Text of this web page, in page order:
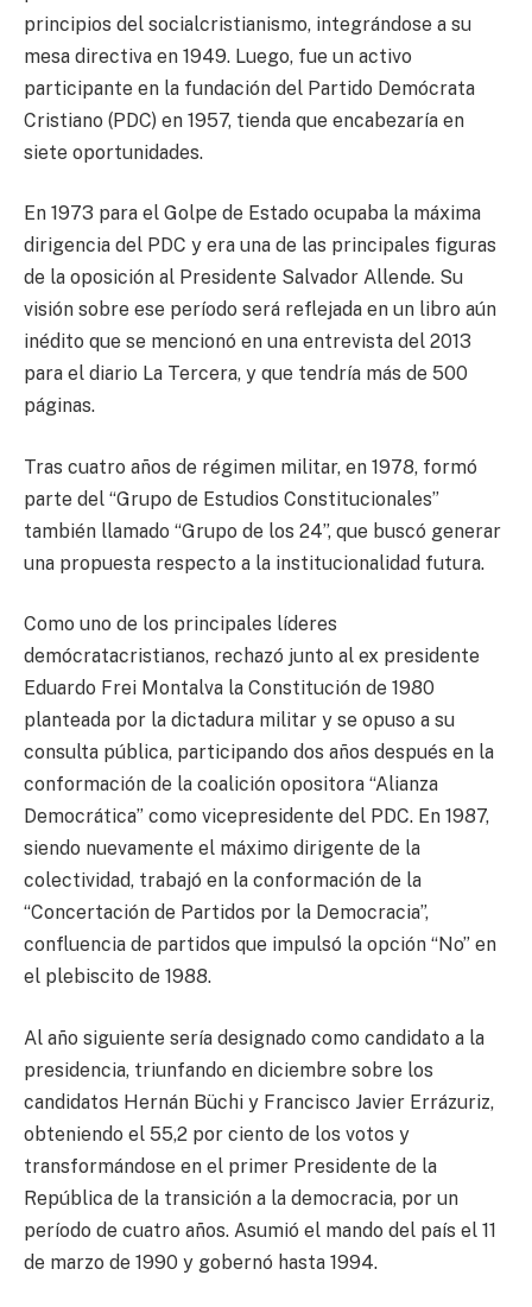
principios del socialcristianismo, integrándose a su
mesa directiva en 1949. Luego, fue un activo
participante en la fundación del Partido Demócrata
Cristiano (PDC) en 1957, tienda que encabezaría en
siete oportunidades.
En 1973 para el Golpe de Estado ocupaba la máxima
dirigencia del PDC y era una de las principales figuras
de la oposición al Presidente Salvador Allende. Su
visión sobre ese período será reflejada en un libro aún
inédito que se mencionó en una entrevista del 2013
para el diario La Tercera, y que tendría más de 500
páginas.
Tras cuatro años de régimen militar, en 1978, formó
parte del “Grupo de Estudios Constitucionales”
también llamado “Grupo de los 24”, que buscó generar
una propuesta respecto a la institucionalidad futura.
Como uno de los principales líderes
demócratacristianos, rechazó junto al ex presidente
Eduardo Frei Montalva la Constitución de 1980
planteada por la dictadura militar y se opuso a su
consulta pública, participando dos años después en la
conformación de la coalición opositora “Alianza
Democrática” como vicepresidente del PDC. En 1987,
siendo nuevamente el máximo dirigente de la
colectividad, trabajó en la conformación de la
“Concertación de Partidos por la Democracia”,
confluencia de partidos que impulsó la opción “No” en
el plebiscito de 1988.
Al año siguiente sería designado como candidato a la
presidencia, triunfando en diciembre sobre los
candidatos Hernán Büchi y Francisco Javier Errázuriz,
obteniendo el 55,2 por ciento de los votos y
transformándose en el primer Presidente de la
República de la transición a la democracia, por un
período de cuatro años. Asumió el mando del país el 11
de marzo de 1990 y gobernó hasta 1994.